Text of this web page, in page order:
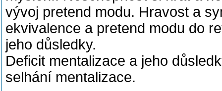
vývoj pretend modu. Hravost a
ekvivalence a pretend modu do
jeho důsledky.
Deficit mentalizace a jeho
selhání mentalizace.